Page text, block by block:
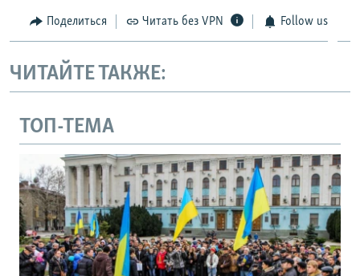
Поделиться Читать без VPN Follow us
ЧИТАЙТЕ ТАКЖЕ:
ТОП-ТЕМА